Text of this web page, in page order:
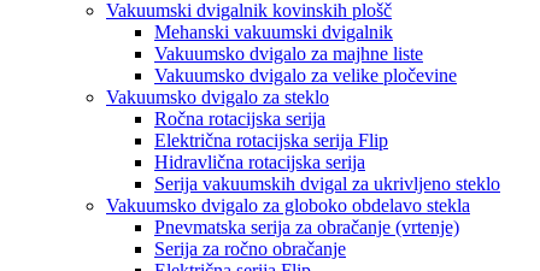
Vakuumski dvigalnik kovinskih plošč
Mehanski vakuumski dvigalnik
Vakuumsko dvigalo za majhne liste
Vakuumsko dvigalo za velike pločevine
Vakuumsko dvigalo za steklo
Ročna rotacijska serija
Električna rotacijska serija Flip
Hidravlična rotacijska serija
Serija vakuumskih dvigal za ukrivljeno steklo
Vakuumsko dvigalo za globoko obdelavo stekla
Pnevmatska serija za obračanje (vrtenje)
Serija za ročno obračanje